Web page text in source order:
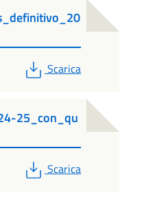
PDF
Scarica
25_con_qu
PDF
Scarica